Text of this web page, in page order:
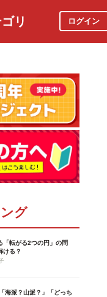
リ ログイン
グ
「転がる2つの円」の問
ける？
海派？山派？」「どっち